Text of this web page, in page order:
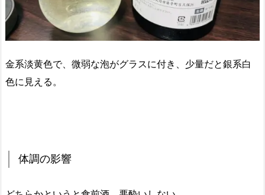
金系淡黄色で、微弱な泡がグラスに付き、少量だと銀系白
色に見える。
体調の影響